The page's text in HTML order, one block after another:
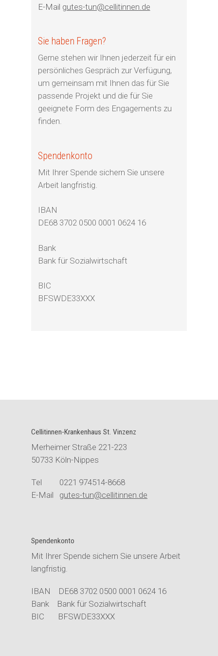
E-Mail gutes-tun@cellitinnen.de
Sie haben Fragen?
Gerne stehen wir Ihnen jederzeit für ein
persönliches Gespräch zur Verfügung,
um gemeinsam mit Ihnen das für Sie
passende Projekt und die für Sie
geeignete Form des Engagements zu
finden.
Spendenkonto
Mit Ihrer Spende sichern Sie unsere
Arbeit langfristig.
IBAN
DE68 3702 0500 0001 0624 16
Bank
Bank für Sozialwirtschaft
BIC
BFSWDE33XXX
Cellitinnen-Krankenhaus St. Vinzenz
Merheimer Straße 221-223
50733 Köln-Nippes
Tel 0221 974514-8668
E-Mail gutes-tun@cellitinnen.de
Spendenkonto
Mit Ihrer Spende sichern Sie unsere Arbeit
langfristig.
IBAN DE68 3702 0500 0001 0624 16
Bank Bank für Sozialwirtschaft
BIC BFSWDE33XXX